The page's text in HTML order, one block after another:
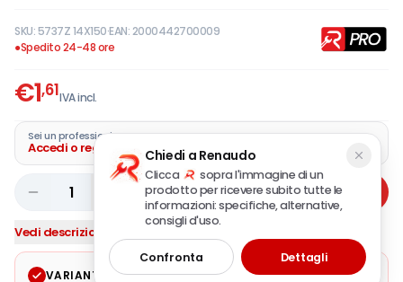
SKU:5737Z 14X150·EAN:2000442700009
●Spedito 24-48 ore
€1,61IVA incl.
Sei un professionista?
Accedi o registra la tua azienda
1 Aggiungi
Vedi descrizione completa
VARIANTE SELEZIONATA Modifica
Chiedi a Renaudo
Clicca
sopra l'immagine di un
prodotto per ricevere subito tutte le
informazioni: specifiche, alternative,
consigli d'uso.
Confronta Dettagli